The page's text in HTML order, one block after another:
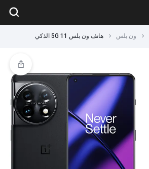
ون بلس هاتف ون بلس 11 5G الذكي